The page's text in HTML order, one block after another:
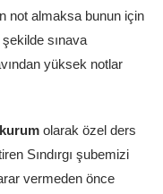
not almaksa bunun için
sınava
yüksek notlar
olarak özel ders
Sındırgı şubemizi
vermeden önce